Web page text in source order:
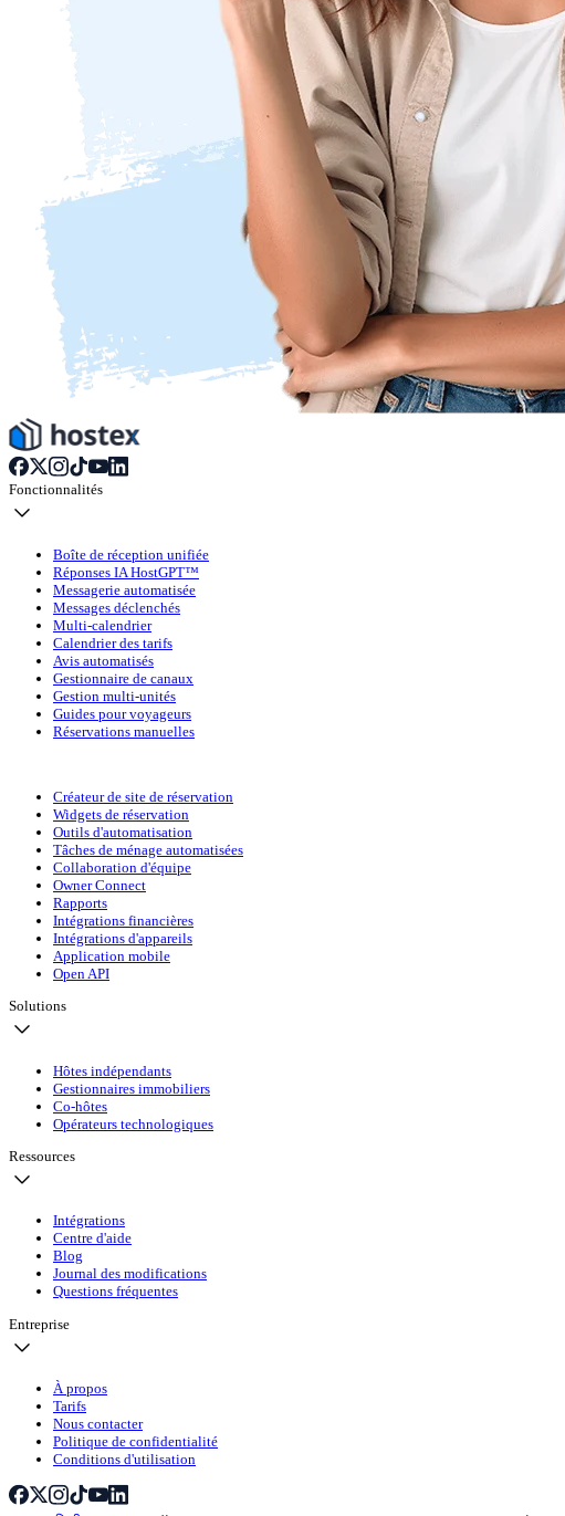
Fonctionnalités
Boîte de réception unifiée
Réponses IA HostGPT™
Messagerie automatisée
Messages déclenchés
Multi-calendrier
Calendrier des tarifs
Avis automatisés
Gestionnaire de canaux
Gestion multi-unités
Guides pour voyageurs
Réservations manuelles
Créateur de site de réservation
Widgets de réservation
Outils d'automatisation
Tâches de ménage automatisées
Collaboration d'équipe
Owner Connect
Rapports
Intégrations financières
Intégrations d'appareils
Application mobile
Open API
Solutions
Hôtes indépendants
Gestionnaires immobiliers
Co-hôtes
Opérateurs technologiques
Ressources
Intégrations
Centre d'aide
Blog
Journal des modifications
Questions fréquentes
Entreprise
À propos
Tarifs
Nous contacter
Politique de confidentialité
Conditions d'utilisation